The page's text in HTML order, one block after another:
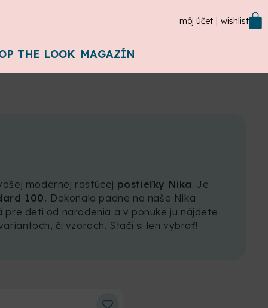
môj účet wishlist
THE LOOK MAGAZÍN
modernej rastúcej postieľky Nika. Je
100. Dokonalo padne na naše Nika
deti od narodenia a v ponuke ju nájdete
či vzoroch. Stačí si len vybrať!